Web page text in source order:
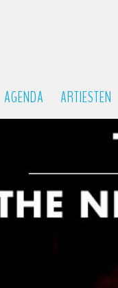
AGENDA ARTIESTEN